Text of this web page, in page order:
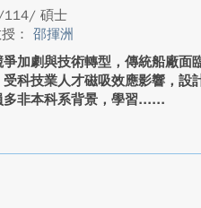
114/ 碩士
： 邵揮洲
加劇與技術轉型，傳統船廠面
科技業人才磁吸效應影響，設
非本科系背景，學習...